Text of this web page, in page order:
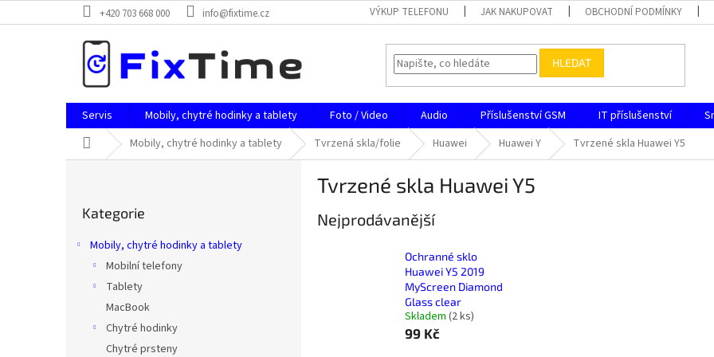
na
+420 703 668 000 info@fixtime.cz VÝKUP TELEFONU JAK NAKUPOVAT OBCHODNÍ PODMÍNKY
HLEDAT
Servis Mobily, chytré hodinky a tablety Foto / Video Audio Příslušenství GSM IT příslušenství
Domů Mobily, chytré hodinky a tablety Tvrzená skla/folie Huawei Huawei Y Tvrzené skla Huawei Y5
kategorie
Kategorie
Mobily, chytré hodinky a tablety
Mobilní telefony
Tablety
MacBook
Chytré hodinky
Chytré prsteny
Tvrzené skla Huawei Y5
Nejprodávanější
Ochranné sklo
Huawei Y5 2019
MyScreen Diamond
Glass clear
Skladem (2 ks)
99 Kč